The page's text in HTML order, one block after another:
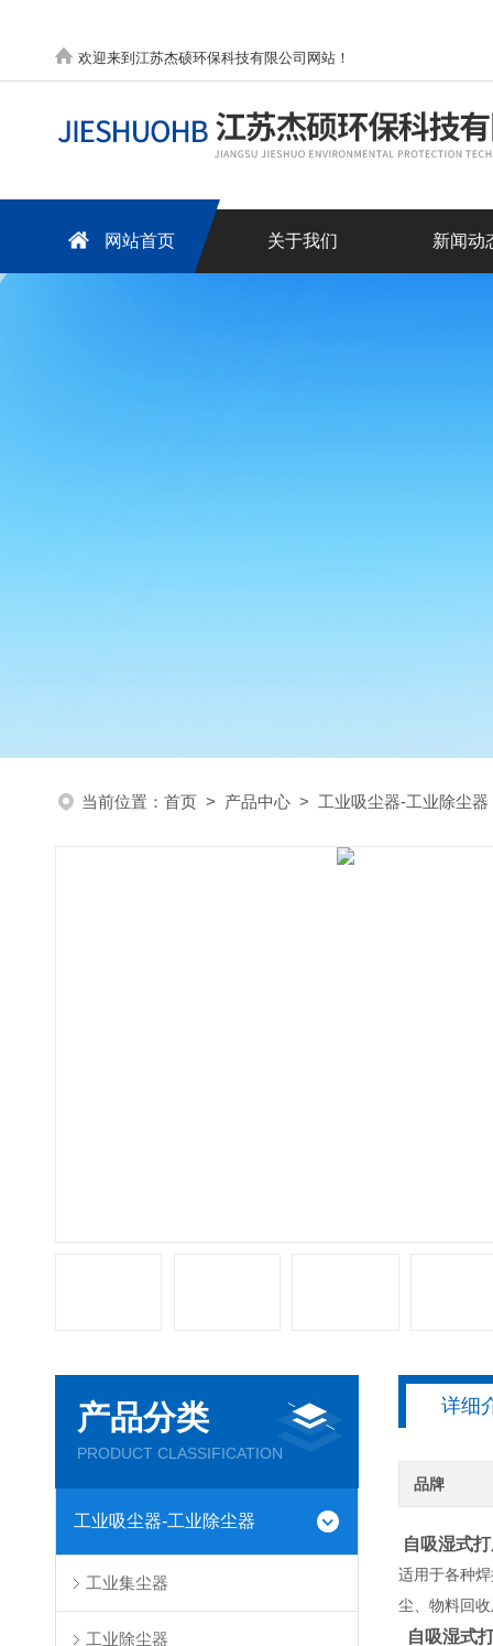
欢迎来到江苏杰硕环保科技有限公司网站！
网站首页 关于我们 新闻动
当前位置： 首页 > 产品中心 > 工业吸尘器-工业除尘器
产品分类
PRODUCT CLASSIFICATION
工业吸尘器-工业除尘器
工业集尘器
工业除尘器
详细
品牌
自吸湿式
适用于各种
尘、物料回
自吸湿式